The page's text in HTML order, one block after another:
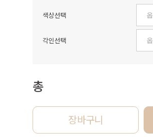
색상선택
각인선택
총
장바구니